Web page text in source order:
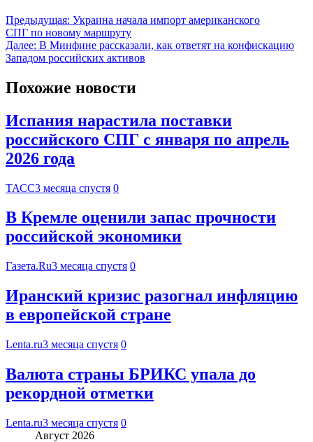
Предыдущая: Украина начала импорт американского
СПГ по новому маршруту
Далее: В Минфине рассказали, как ответят на конфискацию
Западом российских активов
Похожие новости
Испания нарастила поставки
российского СПГ с января по апрель
2026 года
ТАСС3 месяца спустя 0
В Кремле оценили запас прочности
российской экономики
Газета.Ru3 месяца спустя 0
Иранский кризис разогнал инфляцию
в европейской стране
Lenta.ru3 месяца спустя 0
Валюта страны БРИКС упала до
рекордной отметки
Lenta.ru3 месяца спустя 0
Август 2026